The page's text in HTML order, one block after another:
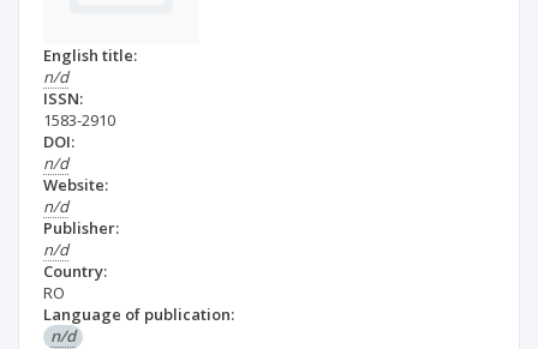
English title:
n/d
ISSN:
1583-2910
DOI:
n/d
Website:
n/d
Publisher:
n/d
Country:
RO
Language of publication:
n/d